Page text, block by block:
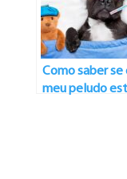
Como saber se
meu peludo